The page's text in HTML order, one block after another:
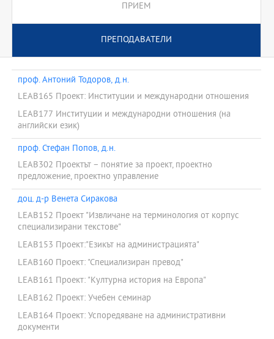
ПРИЕМ
ПРЕПОДАВАТЕЛИ
проф. Антоний Тодоров, д.н.
LEAB165 Проект: Институции и международни отношения
LEAB177 Институции и международни отношения (на
английски език)
проф. Стефан Попов, д.н.
LEAB302 Проектът – понятие за проект, проектно
предложение, проектно управление
доц. д-р Венета Сиракова
LEAB152 Проект "Извличане на терминология от корпус
специализирани текстове"
LEAB153 Проект:"Езикът на администрацията"
LEAB160 Проект: "Специализиран превод"
LEAB161 Проект: "Културна история на Европа"
LEAB162 Проект: Учебен семинар
LEAB164 Проект: Успоредяване на административни
документи